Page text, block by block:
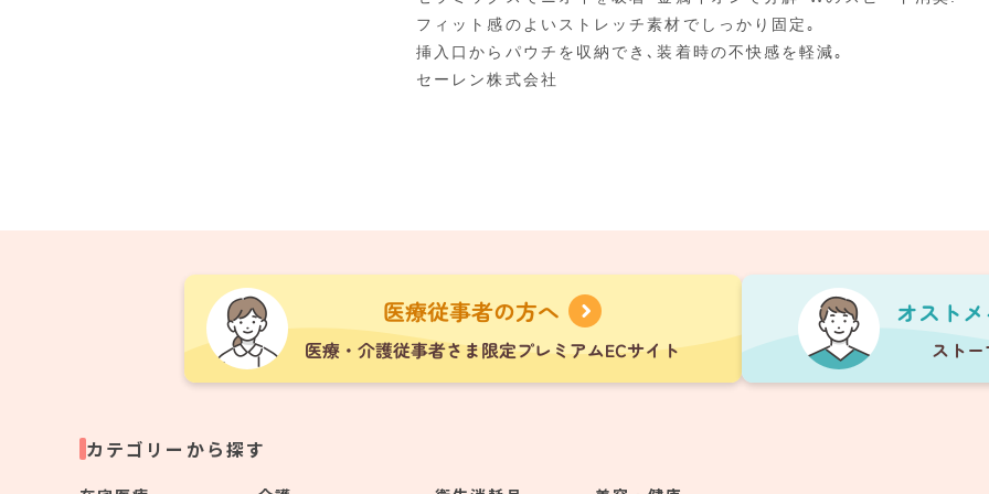
フィット感のよいストレッチ素材でしっかり固定｡
挿入口からパウチを収納でき､装着時の不快感を軽減｡
セーレン株式会社
カテゴリーから探す